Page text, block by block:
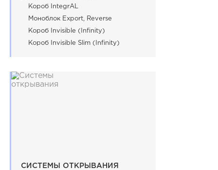
Короб IntegrAL
Моноблок Export, Reverse
Короб Invisible (Infinity)
Короб Invisible Slim (Infinity)
СИСТЕМЫ ОТКРЫВАНИЯ